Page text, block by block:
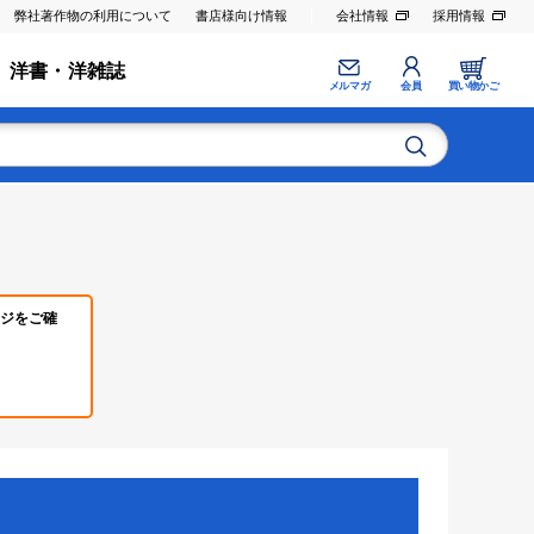
弊社著作物の利用について 書店様向け情報 会社情報 採用情報
洋書・洋雑誌
メルマガ 会員 買い物かご
をご確